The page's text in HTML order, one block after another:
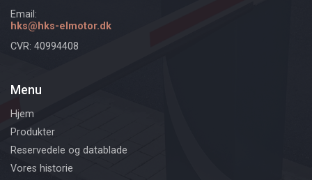
Email:
hks@hks-elmotor.dk
CVR: 40994408
Menu
Hjem
Produkter
Reservedele og datablade
Vores historie